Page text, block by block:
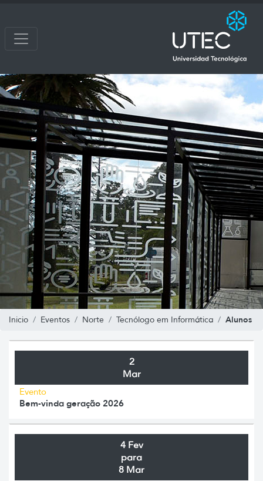
Inicio Eventos Norte Tecnólogo em Informática Alunos
2
Mar
Evento
Bem-vinda geração 2026
4 Fev
para
8 Mar